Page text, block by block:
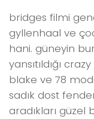
bridges filmi
gyllenhaal ve
hani. güneyin
yansıtıldığı
blake ve 78
sadık dost
aradıkları